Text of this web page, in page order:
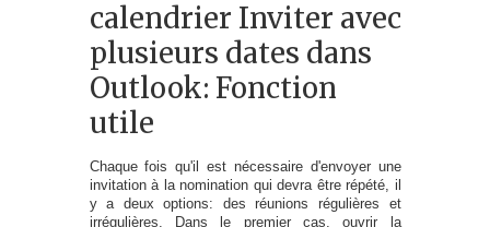
calendrier Inviter avec
plusieurs dates dans
Outlook: Fonction
utile
Chaque fois qu'il est nécessaire d'envoyer une
invitation à la nomination qui devra être répété, il
y a deux options: des réunions régulières et
irrégulières. Dans le premier cas, ouvrir la